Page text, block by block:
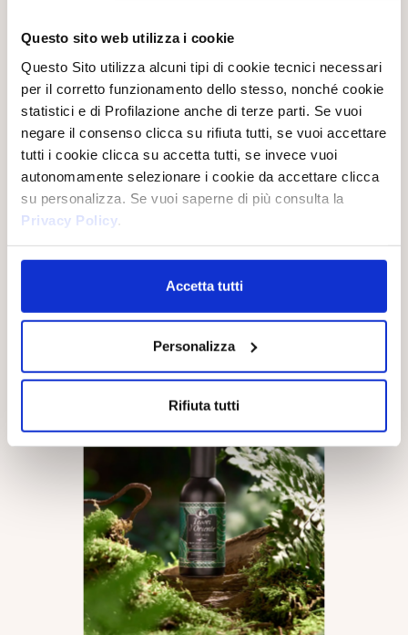
Questo sito web utilizza i cookie
Questo Sito utilizza alcuni tipi di cookie tecnici necessari
per il corretto funzionamento dello stesso, nonché cookie
statistici e di Profilazione anche di terze parti. Se vuoi
negare il consenso clicca su rifiuta tutti, se vuoi accettare
tutti i cookie clicca su accetta tutti, se invece vuoi
autonomamente selezionare i cookie da accettare clicca
su personalizza. Se vuoi saperne di più consulta la
Privacy Policy
Accetta tutti
Personalizza
Rifiuta tutti
Impiegato in campo cosmetico per il suo profumo caldo ed
avvolgente, l’olio di Sandalo ha proprietà rilassanti ed
LA LINEA